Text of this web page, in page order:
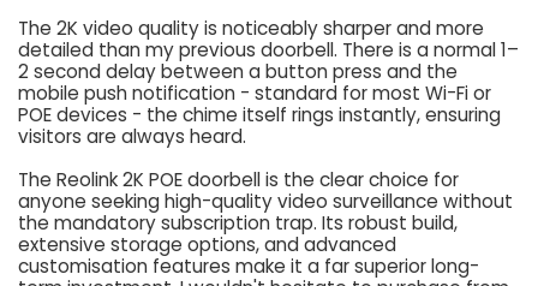
The 2K video quality is noticeably sharper and more
detailed than my previous doorbell. There is a normal 1–
2 second delay between a button press and the
mobile push notification - standard for most Wi-Fi or
POE devices - the chime itself rings instantly, ensuring
visitors are always heard.
The Reolink 2K POE doorbell is the clear choice for
anyone seeking high-quality video surveillance without
the mandatory subscription trap. Its robust build,
extensive storage options, and advanced
customisation features make it a far superior long-